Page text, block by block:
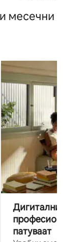
месечни
Дигитални
патуваат